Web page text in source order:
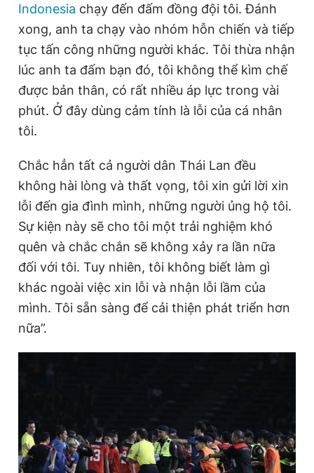
Indonesia chạy đến đấm đồng đội tôi. Đánh
xong, anh ta chạy vào nhóm hỗn chiến và tiếp
tục tấn công những người khác. Tôi thừa nhận
lúc anh ta đấm bạn đó, tôi không thể kìm chế
được bản thân, có rất nhiều áp lực trong vài
phút. Ở đây dùng cảm tính là lỗi của cá nhân
tôi.
Chắc hẳn tất cả người dân Thái Lan đều
không hài lòng và thất vọng, tôi xin gửi lời xin
lỗi đến gia đình mình, những người ủng hộ tôi.
Sự kiện này sẽ cho tôi một trải nghiệm khó
quên và chắc chắn sẽ không xảy ra lần nữa
đối với tôi. Tuy nhiên, tôi không biết làm gì
khác ngoài việc xin lỗi và nhận lỗi lầm của
mình. Tôi sẵn sàng để cải thiện phát triển hơn
nữa”.